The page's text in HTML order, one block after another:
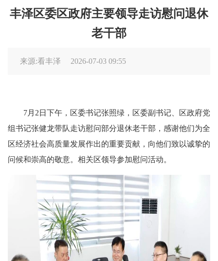
丰泽区委区政府主要领导走访慰问退休
老干部
来源:看丰泽 2026-07-03 09:55
7月2日下午，区委书记张照绿，区委副书记、区政府党
组书记张健龙带队走访慰问部分退休老干部，感谢他们为全
区经济社会高质量发展作出的重要贡献，向他们致以诚挚的
问候和崇高的敬意。相关区领导参加慰问活动。